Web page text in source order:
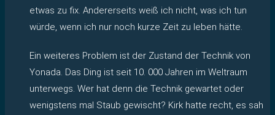
etwas zu fix. Andererseits weiß ich nicht, was ich tun
würde, wenn ich nur noch kurze Zeit zu leben hätte.
Ein weiteres Problem ist der Zustand der Technik von
Yonada. Das Ding ist seit 10. 000 Jahren im Weltraum
unterwegs. Wer hat denn die Technik gewartet oder
wenigstens mal Staub gewischt? Kirk hatte recht, es sah